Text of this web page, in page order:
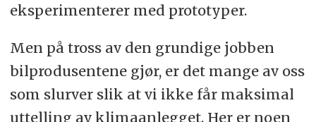
eksperimenterer med prototyper.
Men på tross av den grundige jobben
bilprodusentene gjør, er det mange av oss
som slurver slik at vi ikke får maksimal
uttelling av klimaanlegget. Her er noen